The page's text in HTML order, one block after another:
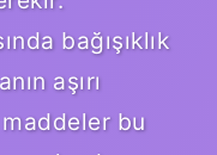
bağışıklık
aşırı
bu